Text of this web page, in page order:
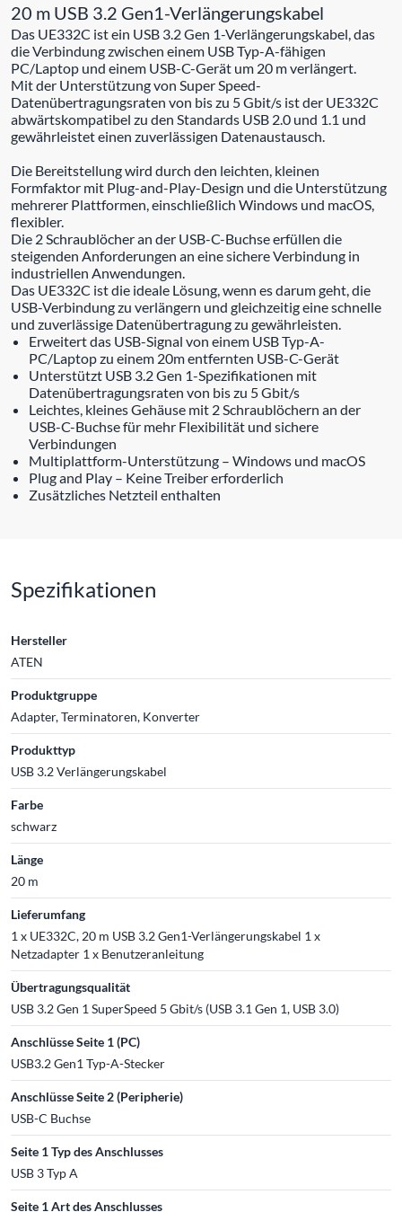
20 m USB 3.2 Gen1-Verlängerungskabel
Das UE332C ist ein USB 3.2 Gen 1-Verlängerungskabel, das
die Verbindung zwischen einem USB Typ-A-fähigen
PC/Laptop und einem USB-C-Gerät um 20 m verlängert.
Mit der Unterstützung von Super Speed-
Datenübertragungsraten von bis zu 5 Gbit/s ist der UE332C
abwärtskompatibel zu den Standards USB 2.0 und 1.1 und
gewährleistet einen zuverlässigen Datenaustausch.
Die Bereitstellung wird durch den leichten, kleinen
Formfaktor mit Plug-and-Play-Design und die Unterstützung
mehrerer Plattformen, einschließlich Windows und macOS,
flexibler.
Die 2 Schraublöcher an der USB-C-Buchse erfüllen die
steigenden Anforderungen an eine sichere Verbindung in
industriellen Anwendungen.
Das UE332C ist die ideale Lösung, wenn es darum geht, die
USB-Verbindung zu verlängern und gleichzeitig eine schnelle
und zuverlässige Datenübertragung zu gewährleisten.
Erweitert das USB-Signal von einem USB Typ-A-
PC/Laptop zu einem 20m entfernten USB-C-Gerät
Unterstützt USB 3.2 Gen 1-Spezifikationen mit
Datenübertragungsraten von bis zu 5 Gbit/s
Leichtes, kleines Gehäuse mit 2 Schraublöchern an der
USB-C-Buchse für mehr Flexibilität und sichere
Verbindungen
Multiplattform-Unterstützung – Windows und macOS
Plug and Play – Keine Treiber erforderlich
Zusätzliches Netzteil enthalten
Spezifikationen
Hersteller
ATEN
Produktgruppe
Adapter, Terminatoren, Konverter
Produkttyp
USB 3.2 Verlängerungskabel
Farbe
schwarz
Länge
20 m
Lieferumfang
1 x UE332C, 20 m USB 3.2 Gen1-Verlängerungskabel 1 x
Netzadapter 1 x Benutzeranleitung
Übertragungsqualität
USB 3.2 Gen 1 SuperSpeed 5 Gbit/s (USB 3.1 Gen 1, USB 3.0)
Anschlüsse Seite 1 (PC)
USB3.2 Gen1 Typ-A-Stecker
Anschlüsse Seite 2 (Peripherie)
USB-C Buchse
Seite 1 Typ des Anschlusses
USB 3 Typ A
Seite 1 Art des Anschlusses